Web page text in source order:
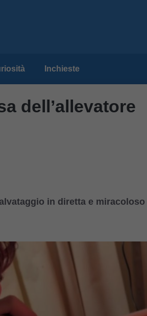
Inchieste
dell’allevatore
in diretta e miracoloso